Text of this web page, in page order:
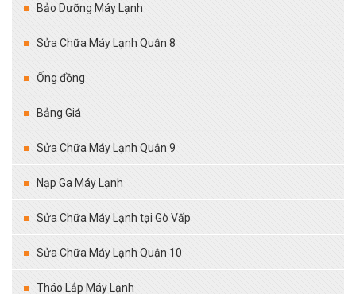
Bảo Dưỡng Máy Lạnh
Sửa Chữa Máy Lạnh Quận 8
Ống đồng
Bảng Giá
Sửa Chữa Máy Lạnh Quận 9
Nạp Ga Máy Lạnh
Sửa Chữa Máy Lạnh tại Gò Vấp
Sửa Chữa Máy Lạnh Quận 10
Tháo Lắp Máy Lạnh